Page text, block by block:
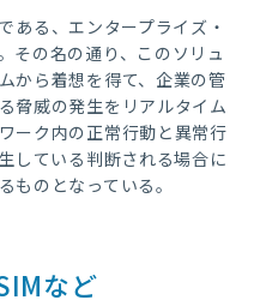
る、エンタープライズ・
その名の通り、このソリュ
から着想を得て、企業の管
脅威の発生をリアルタイム
ーク内の正常行動と異常行
している判断される場合に
ものとなっている。
など